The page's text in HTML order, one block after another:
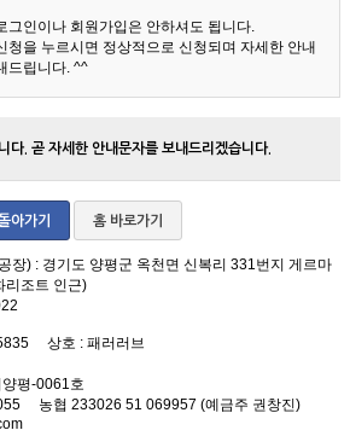
그인이나 회원가입은 안하셔도 됩니다.
청을 누르시면 정상적으로 신청되며 자세한 안내
드립니다. ^^
다. 곧 자세한 안내문자를 보내드리겠습니다.
아가기 홈 바로가기
장) : 경기도 양평군 옥천면 신복리 331번지 게르마
리조트 인근)
상호 : 패러러브
평-0061호
농협 233026 51 069957 (예금주 권창진)